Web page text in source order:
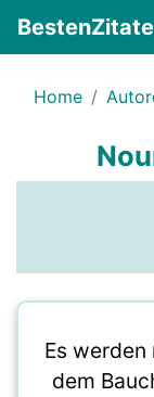
Home
Es
dem